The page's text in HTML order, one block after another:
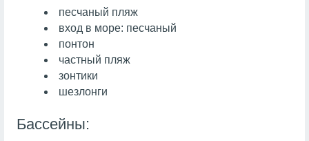
песчаный пляж
вход в море: песчаный
понтон
частный пляж
зонтики
шезлонги
Бассейны: